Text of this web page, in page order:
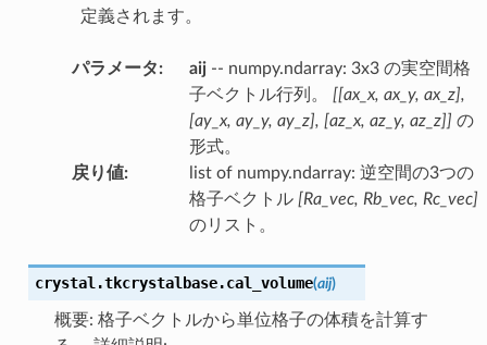
定義されます。
パラメータ: aij-- numpy.ndarray: 3x3 の実空間格
子ベクトル行列。 [[ax_x, ax_y, ax_z],
[ay_x, ay_y, ay_z], [az_x, az_y, az_z]] の
形式。
戻り値:
list of numpy.ndarray: 逆空間の3つの
格子ベクトル [Ra_vec, Rb_vec, Rc_vec]
のリスト。
crystal.tkcrystalbase.cal_volume(aij)
概要: 格子ベクトルから単位格子の体積を計算す